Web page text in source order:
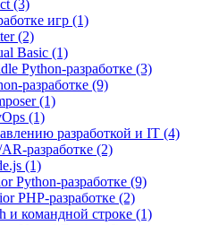
(3)
игр (1)
(2)
Basic (1)
Python-разработке (3)
разработке (9)
(1)
(1)
разработкой и IT (4)
(2)
(1)
Python-разработке (9)
PHP-разработке (2)
и командной строке (1)